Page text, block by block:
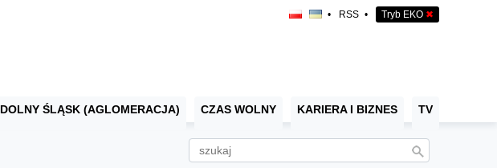
• RSS • Tryb EKO ✖
DOLNY ŚLĄSK (AGLOMERACJA) CZAS WOLNY KARIERA I BIZNES TV